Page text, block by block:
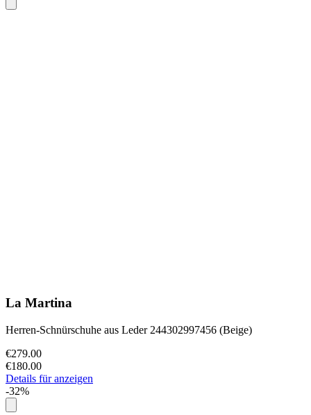
La Martina
Herren-Schnürschuhe aus Leder 244302997456 (Beige)
€279.00
€180.00
Details für anzeigen
-32%